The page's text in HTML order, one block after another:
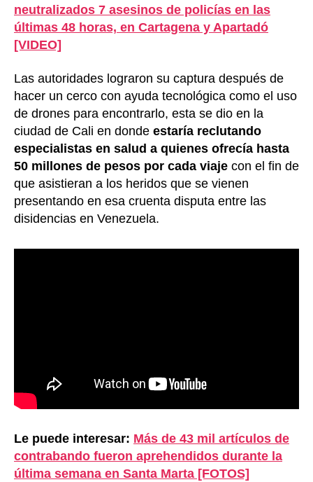
neutralizados 7 asesinos de policías en las
últimas 48 horas, en Cartagena y Apartadó
[VIDEO]
Las autoridades lograron su captura después de
hacer un cerco con ayuda tecnológica como el uso
de drones para encontrarlo, esta se dio en la
ciudad de Cali en donde estaría reclutando
especialistas en salud a quienes ofrecía hasta
50 millones de pesos por cada viaje con el fin de
que asistieran a los heridos que se vienen
presentando en esa cruenta disputa entre las
disidencias en Venezuela.
Le puede interesar: Más de 43 mil artículos de
contrabando fueron aprehendidos durante la
última semana en Santa Marta [FOTOS]